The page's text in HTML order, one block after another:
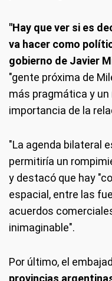
"Hay que ver si es
va hacer como
gobierno de Javier
"gente próxima de
más pragmática y
importancia de la
"La agenda bilateral
permitiría un
y destacó que hay
espacial, entre las
acuerdos
inimaginable".
Por último, el
provincias